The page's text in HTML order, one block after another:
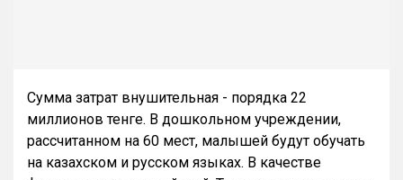
Сумма затрат внушительная - порядка 22
миллионов тенге. В дошкольном учреждении,
рассчитанном на 60 мест, малышей будут обучать
на казахском и русском языках. В качестве